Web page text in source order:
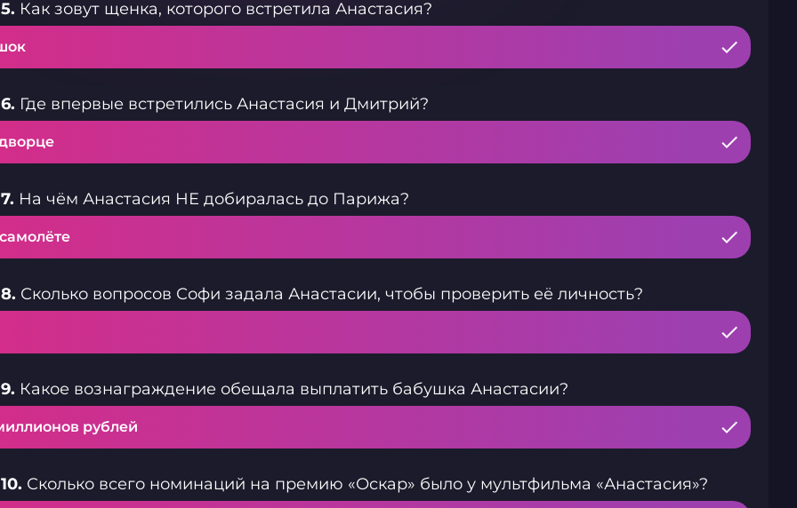
Как зовут щенка, которого встретила Анастасия?
Где впервые встретились Анастасия и Дмитрий?
На чём Анастасия НЕ добиралась до Парижа?
Сколько вопросов Софи задала Анастасии, чтобы проверить её личность?
Какое вознаграждение обещала выплатить бабушка Анастасии?
рублей
Сколько всего номинаций на премию «Оскар» было у мультфильма «Анастасия»?